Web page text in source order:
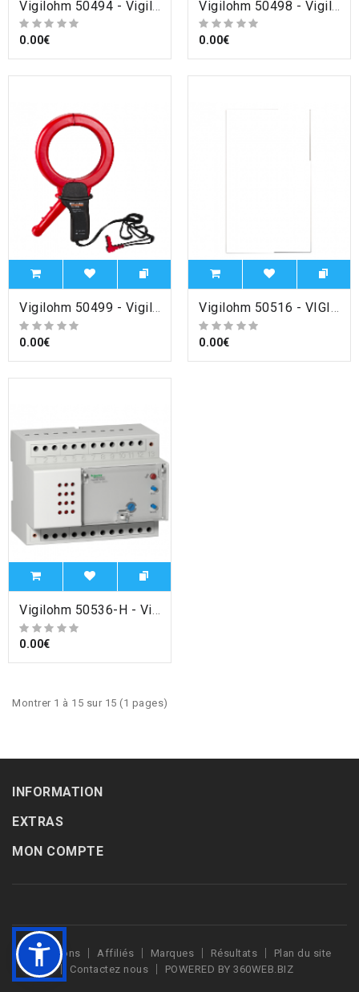
0.00€ 0.00€
Vigilohm 50499 - Vigilohm - pince de recherche mobile XP100 pour XRM , Schneider Electric
0.00€
Vigilohm 50516 - VIGILOHM SYSTEM XLI300 220/240V CA + MISE EN , Schneider Electric
0.00€
Vigilohm 50536-H - Vigilohm XD312H - localisateur de défaut - Hôpital - alimentation 220-240Vca , Schneider Electric
0.00€
Montrer 1 à 15 sur 15 (1 pages)
INFORMATION
EXTRAS
MON COMPTE
Promotions Affiliés Marques Résultats
Plan du site
Contactez nous
POWERED BY 360WEB.BIZ